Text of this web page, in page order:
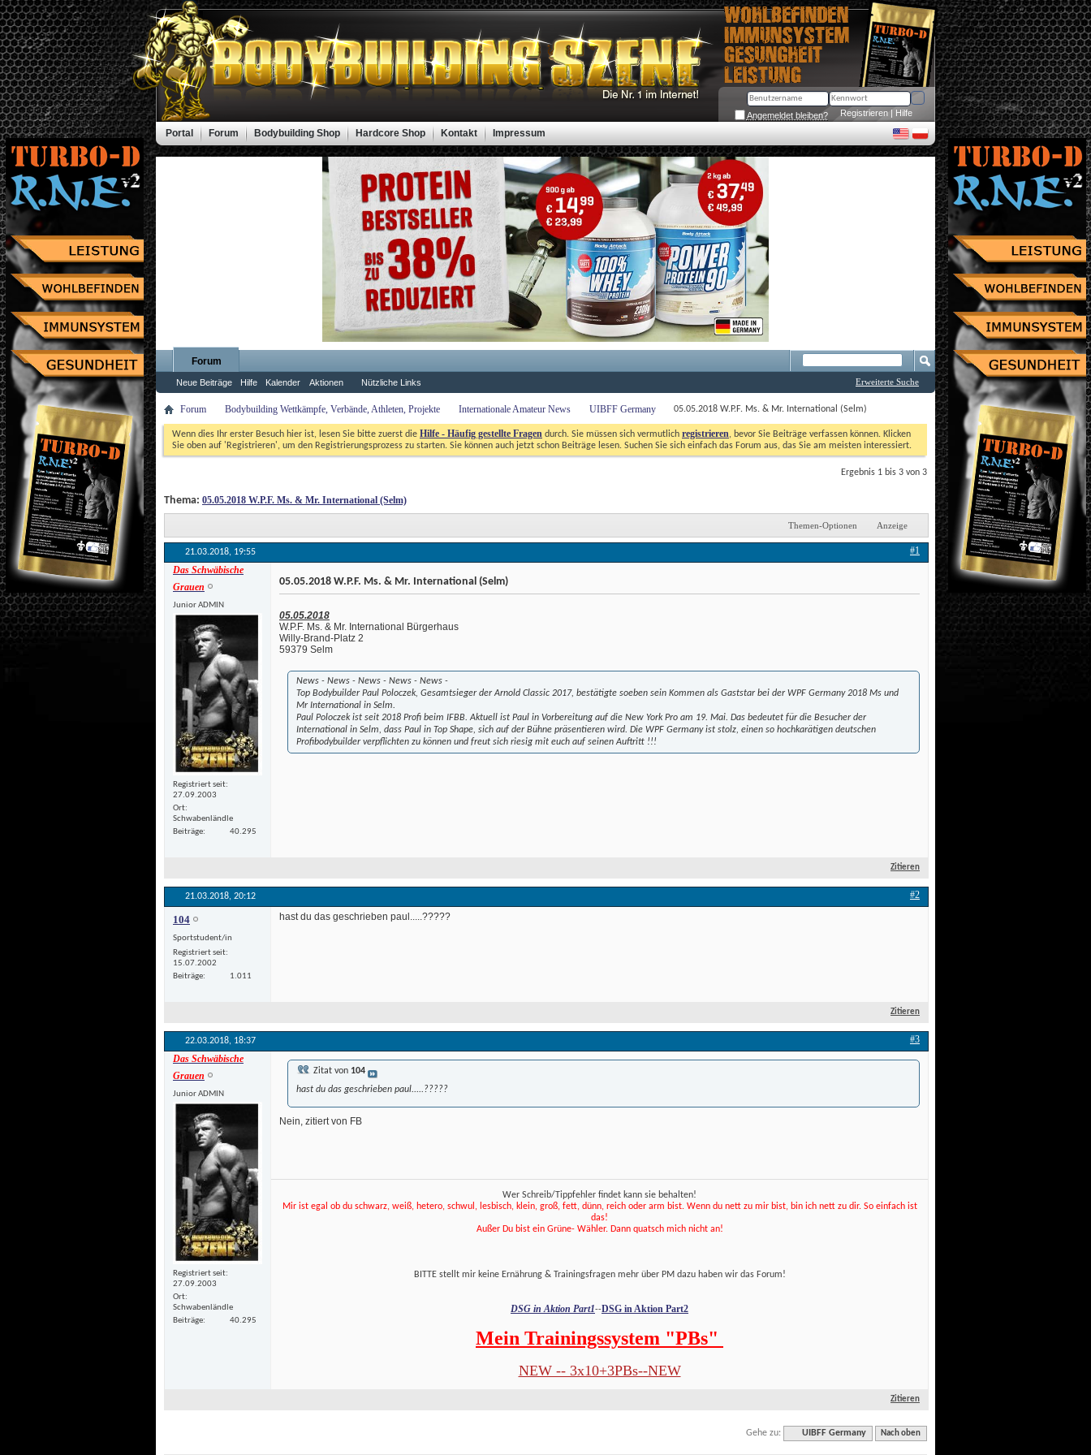
Angemeldet bleiben? Registrieren | Hilfe
Portal Forum Bodybuilding Shop Hardcore Shop Kontakt Impressum
Forum
Neue Beiträge Hilfe Kalender Aktionen Nützliche Links Erweiterte Suche
Forum Bodybuilding Wettkämpfe, Verbände, Athleten, Projekte Internationale Amateur News UIBFF Germany 05.05.2018 W.P.F. Ms. & Mr. International (Selm)
Wenn dies Ihr erster Besuch hier ist, lesen Sie bitte zuerst die Hilfe - Häufig gestellte Fragen durch. Sie müssen sich vermutlich registrieren, bevor Sie Beiträge verfassen können. Klicken
Sie oben auf 'Registrieren', um den Registrierungsprozess zu starten. Sie können auch jetzt schon Beiträge lesen. Suchen Sie sich einfach das Forum aus, das Sie am meisten interessiert.
Ergebnis 1 bis 3 von 3
Thema: 05.05.2018 W.P.F. Ms. & Mr. International (Selm)
Themen-Optionen Anzeige
21.03.2018, 19:55
#1
Das Schwäbische
Grauen
Junior ADMIN
Registriert seit
27.09.2003
Ort
Schwabenländle
Beiträge
40.295
05.05.2018 W.P.F. Ms. & Mr. International (Selm)
05.05.2018
W.P.F. Ms. & Mr. International Bürgerhaus
Willy-Brand-Platz 2
59379 Selm
News - News - News - News - News -
Top Bodybuilder Paul Poloczek, Gesamtsieger der Arnold Classic 2017, bestätigte soeben sein Kommen als Gaststar bei der WPF Germany 2018 Ms und
Mr International in Selm.
Paul Poloczek ist seit 2018 Profi beim IFBB. Aktuell ist Paul in Vorbereitung auf die New York Pro am 19. Mai. Das bedeutet für die Besucher der
International in Selm, dass Paul in Top Shape, sich auf der Bühne präsentieren wird. Die WPF Germany ist stolz, einen so hochkarätigen deutschen
Profibodybuilder verpflichten zu können und freut sich riesig mit euch auf seinen Auftritt !!!
Zitieren
21.03.2018, 20:12 #2
104
Sportstudent/in
Registriert seit
15.07.2002
Beiträge
1.011
hast du das geschrieben paul.....?????
Zitieren
22.03.2018, 18:37
#3
Das Schwäbische
Grauen
Junior ADMIN
Registriert seit
27.09.2003
Ort
Schwabenländle
Beiträge
40.295
Zitat von 104
hast du das geschrieben paul.....?????
Nein, zitiert von FB
Wer Schreib/Tippfehler findet kann sie behalten!
Mir ist egal ob du schwarz, weiß, hetero, schwul, lesbisch, klein, groß, fett, dünn, reich oder arm bist. Wenn du nett zu mir bist, bin ich nett zu dir. So einfach ist
das!
Außer Du bist ein Grüne- Wähler. Dann quatsch mich nicht an!
BITTE stellt mir keine Ernährung & Trainingsfragen mehr über PM dazu haben wir das Forum!
DSG in Aktion Part1--DSG in Aktion Part2
Mein Trainingssystem "PBs"
NEW -- 3x10+3PBs--NEW
Zitieren
Gehe zu: UIBFF Germany Nach oben